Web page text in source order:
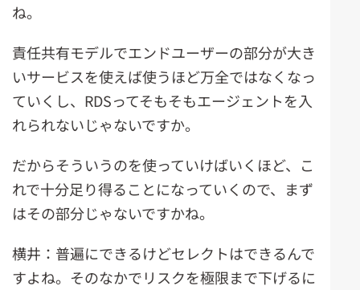
ね。
責任共有モデルでエンドユーザーの部分が大き
いサービスを使えば使うほど万全ではなくなっ
ていくし、RDSってそもそもエージェントを入
れられないじゃないですか。
だからそういうのを使っていけばいくほど、こ
れで十分足り得ることになっていくので、まず
はその部分じゃないですかね。
横井：普遍にできるけどセレクトはできるんで
すよね。そのなかでリスクを極限まで下げるに